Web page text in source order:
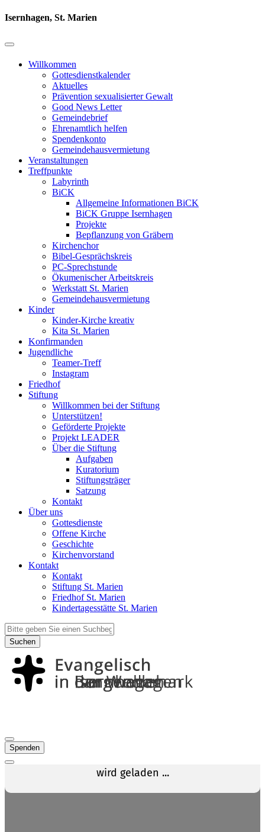
Isernhagen, St. Marien
Willkommen
Gottesdienstkalender
Aktuelles
Prävention sexualisierter Gewalt
Good News Letter
Gemeindebrief
Ehrenamtlich helfen
Spendenkonto
Gemeindehausvermietung
Veranstaltungen
Treffpunkte
Labyrinth
BiCK
Allgemeine Informationen BiCK
BiCK Gruppe Isernhagen
Projekte
Bepflanzung von Gräbern
Kirchenchor
Bibel-Gesprächskreis
PC-Sprechstunde
Ökumenischer Arbeitskreis
Werkstatt St. Marien
Gemeindehausvermietung
Kinder
Kinder-Kirche kreativ
Kita St. Marien
Konfirmanden
Jugendliche
Teamer-Treff
Instagram
Friedhof
Stiftung
Willkommen bei der Stiftung
Unterstützen!
Geförderte Projekte
Projekt LEADER
Über die Stiftung
Aufgaben
Kuratorium
Stiftungsträger
Satzung
Kontakt
Über uns
Gottesdienste
Offene Kirche
Geschichte
Kirchenvorstand
Kontakt
Kontakt
Stiftung St. Marien
Friedhof St. Marien
Kindertagesstätte St. Marien
Suchen
Spenden